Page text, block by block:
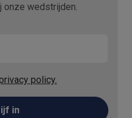
onze wedstrijden.
policy.
in